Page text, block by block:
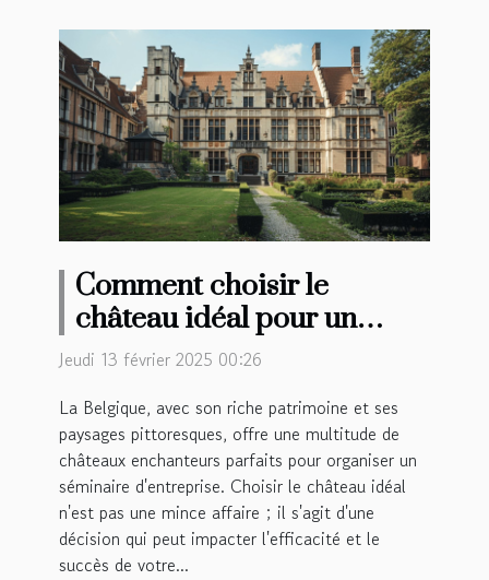
Comment choisir le
château idéal pour un
séminaire d'entreprise en
Jeudi 13 février 2025 00:26
La Belgique, avec son riche patrimoine et ses
paysages pittoresques, offre une multitude de
châteaux enchanteurs parfaits pour organiser un
séminaire d'entreprise. Choisir le château idéal
n'est pas une mince affaire ; il s'agit d'une
décision qui peut impacter l'efficacité et le
succès de votre...